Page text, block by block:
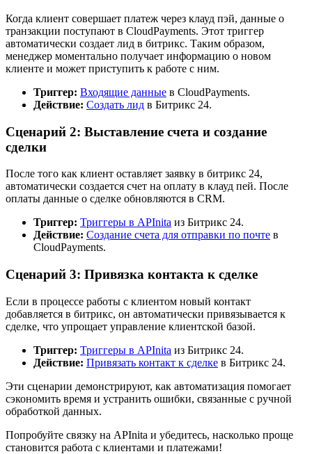
Когда клиент совершает платеж через клауд пэй, данные о
транзакции поступают в CloudPayments. Этот триггер
автоматически создает лид в битрикс. Таким образом,
менеджер моментально получает информацию о новом
клиенте и может приступить к работе с ним.
Триггер: Входящие данные в CloudPayments.
Действие: Создать лид в Битрикс 24.
Сценарий 2: Выставление счета и создание
сделки
После того как клиент оставляет заявку в битрикс 24,
автоматически создается счет на оплату в клауд пей. После
оплаты данные о сделке обновляются в CRM.
Триггер: Триггеры в APInita из Битрикс 24.
Действие: Создание счета для отправки по почте в
CloudPayments.
Сценарий 3: Привязка контакта к сделке
Если в процессе работы с клиентом новый контакт
добавляется в битрикс, он автоматически привязывается к
сделке, что упрощает управление клиентской базой.
Триггер: Триггеры в APInita из Битрикс 24.
Действие: Привязать контакт к сделке в Битрикс 24.
Эти сценарии демонстрируют, как автоматизация помогает
сэкономить время и устранить ошибки, связанные с ручной
обработкой данных.
Попробуйте связку на APInita и убедитесь, насколько проще
становится работа с клиентами и платежами!